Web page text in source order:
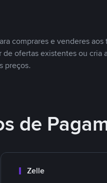
comprares e venderes aos
ofertas existentes ou cria
preços.
de
Zelle